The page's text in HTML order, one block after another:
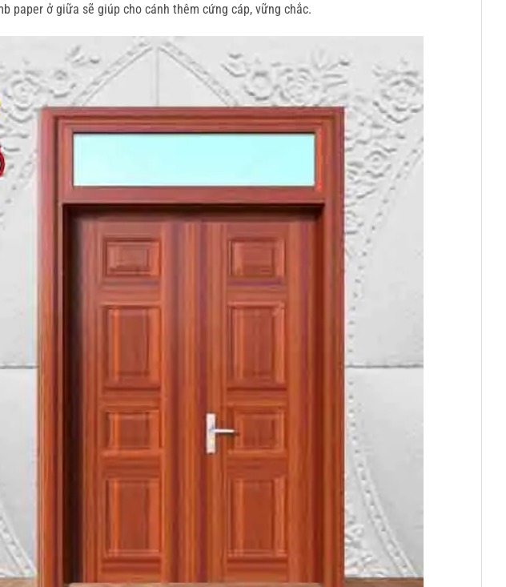
paper ở giữa sẽ giúp cho cánh thêm cứng cáp, vững chắc.